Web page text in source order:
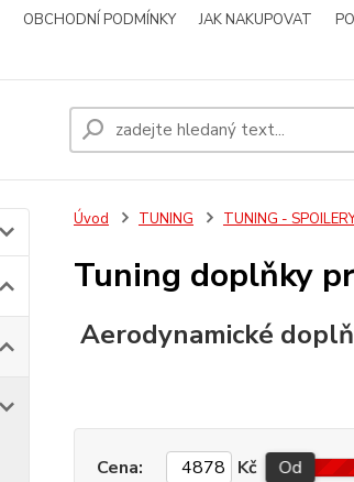
OBCHODNÍ PODMÍNKY JAK NAKUPOVAT
Úvod TUNING TUNING -
Tuning doplňky
Aerodynamické
Cena: Kč Od